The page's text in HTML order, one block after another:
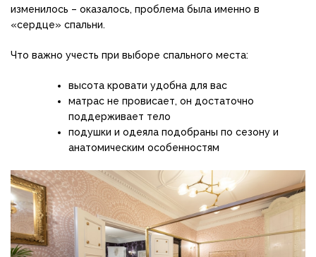
изменилось – оказалось, проблема была именно в
«сердце» спальни.
Что важно учесть при выборе спального места:
высота кровати удобна для вас
матрас не провисает, он достаточно
поддерживает тело
подушки и одеяла подобраны по сезону и
анатомическим особенностям